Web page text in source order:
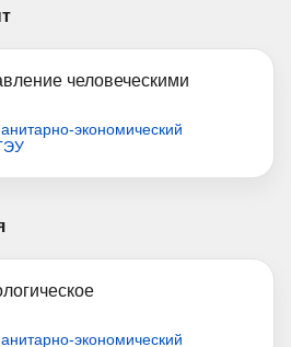
человеческими
экономический
экономический